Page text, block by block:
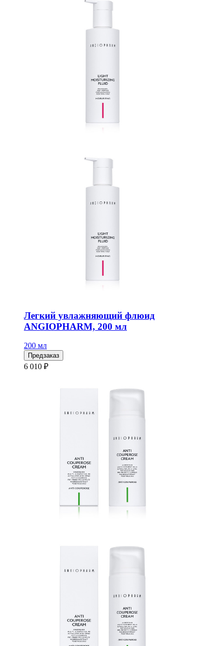
Легкий увлажняющий флюид
ANGIOPHARM, 200 мл
200 мл
Предзаказ
6 010 ₽